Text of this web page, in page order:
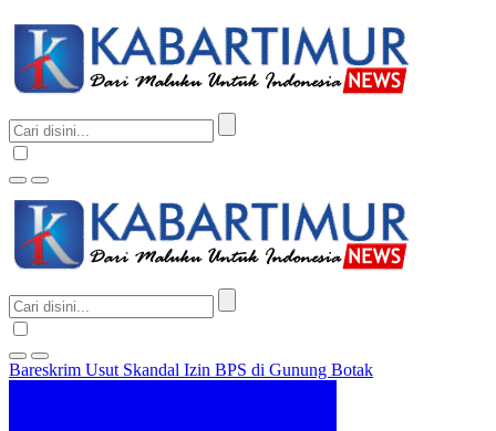
Bareskrim Usut Skandal Izin BPS di Gunung Botak